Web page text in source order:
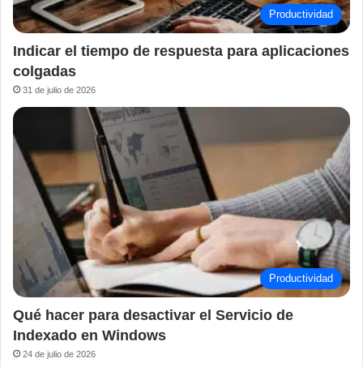
Productividad
Indicar el tiempo de respuesta para aplicaciones
colgadas
31 de julio de 2026
Productividad
Qué hacer para desactivar el Servicio de
Indexado en Windows
24 de julio de 2026